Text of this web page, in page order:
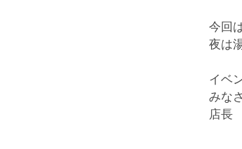
今回
夜は
イベ
みな
店長